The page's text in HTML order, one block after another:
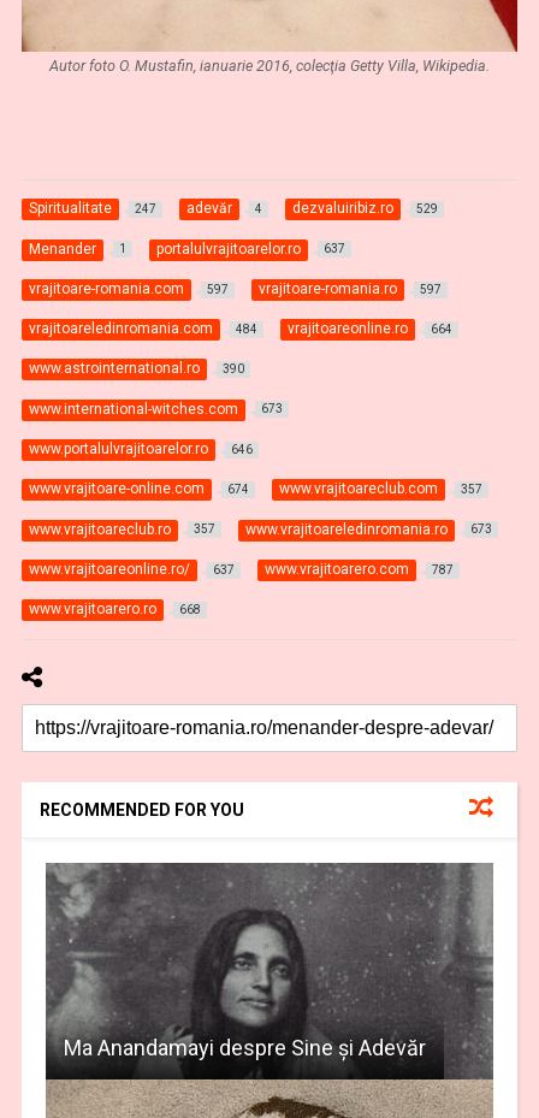
Autor foto O. Mustafin, ianuarie 2016, colecţia Getty Villa, Wikipedia.
Spiritualitate 247 adevăr 4 dezvaluiribiz.ro 529
Menander 1 portalulvrajitoarelor.ro 637
vrajitoare-romania.com 597 vrajitoare-romania.ro 597
vrajitoareledinromania.com 484 vrajitoareonline.ro 664
www.astrointernational.ro 390
www.international-witches.com 673
www.portalulvrajitoarelor.ro 646
www.vrajitoare-online.com 674 www.vrajitoareclub.com 357
www.vrajitoareclub.ro 357 www.vrajitoareledinromania.ro 673
www.vrajitoareonline.ro/ 637 www.vrajitoarero.com 787
www.vrajitoarero.ro 668
RECOMMENDED FOR YOU
Ma Anandamayi despre Sine şi Adevăr